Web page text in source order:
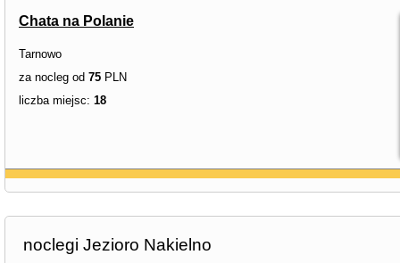
Chata na Polanie
Tarnowo
za nocleg od 75 PLN
liczba miejsc: 18
noclegi Jezioro Nakielno